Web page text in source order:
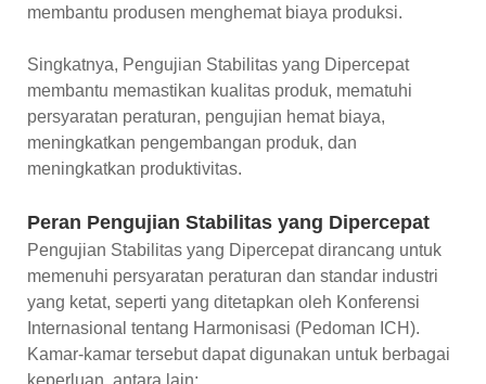
membantu produsen menghemat biaya produksi.
Singkatnya, Pengujian Stabilitas yang Dipercepat
membantu memastikan kualitas produk, mematuhi
persyaratan peraturan, pengujian hemat biaya,
meningkatkan pengembangan produk, dan
meningkatkan produktivitas.
Peran Pengujian Stabilitas yang Dipercepat
Pengujian Stabilitas yang Dipercepat dirancang untuk
memenuhi persyaratan peraturan dan standar industri
yang ketat, seperti yang ditetapkan oleh Konferensi
Internasional tentang Harmonisasi (Pedoman ICH).
Kamar-kamar tersebut dapat digunakan untuk berbagai
keperluan, antara lain: